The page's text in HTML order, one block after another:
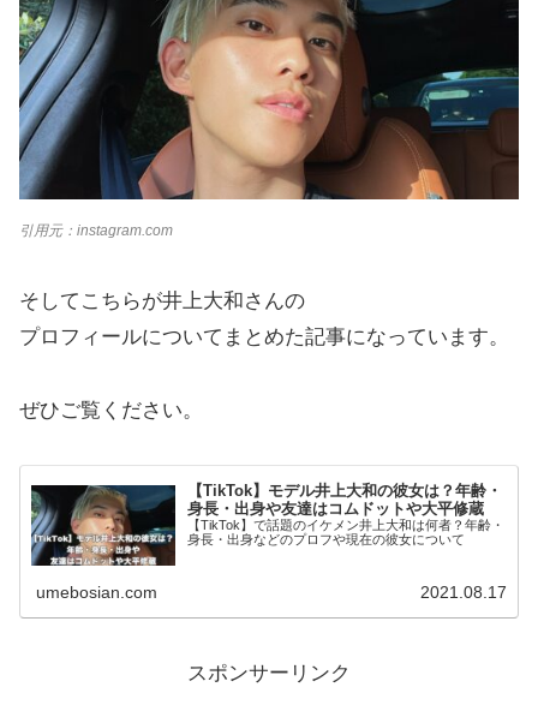
引用元：instagram.com
そしてこちらが井上大和さんの
プロフィールについてまとめた記事になっています。
ぜひご覧ください。
【TikTok】モデル井上大和の彼女は？年齢・
身長・出身や友達はコムドットや大平修蔵
【TikTok】で話題のイケメン井上大和は何者？年齢・
身長・出身などのプロフや現在の彼女について
umebosian.com 2021.08.17
スポンサーリンク